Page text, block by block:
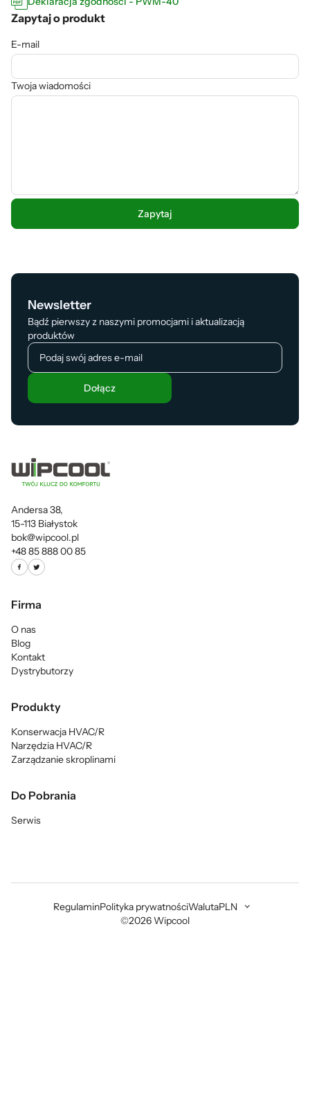
Zapytaj o produkt
E-mail
Twoja wiadomości
Newsletter
Bądź pierwszy z naszymi promocjami i aktualizacją
produktów
Dołącz
Andersa 38,
15-113 Białystok
bok@wipcool.pl
+48 85 888 00 85
Firma
O nas
Blog
Kontakt
Dystrybutorzy
Produkty
Konserwacja HVAC/R
Narzędzia HVAC/R
Zarządzanie skroplinami
Do Pobrania
Serwis
©2026 Wipcool
RegulaminPolityka prywatnościWalutaPLN